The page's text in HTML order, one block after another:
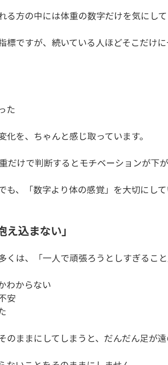
る方の中には体重の数字だけを気にして
標ですが、続いている人ほどそこだけに
た
化を、ちゃんと感じ取っています。
だけで判断するとモチベーションが下が
も、「数字より体の感覚」を大切にし
込まない」
くは、「一人で頑張ろうとしすぎること
わからない
安
のままにしてしまうと、だんだん足が遠